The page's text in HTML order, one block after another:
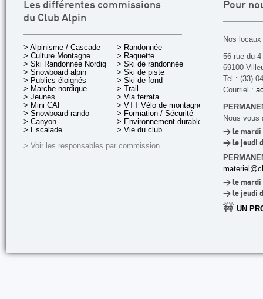
Les différentes commissions
du Club Alpin
> Alpinisme / Cascade
> Culture Montagne
> Ski Randonnée Nordique
> Snowboard alpin
> Publics éloignés
> Marche nordique
> Jeunes
> Mini CAF
> Snowboard rando
> Canyon
> Escalade
> Randonnée
> Raquette
> Ski de randonnée
> Ski de piste
> Ski de fond
> Trail
> Via ferrata
> VTT Vélo de montagne
> Formation / Sécurité
> Environnement durable
> Vie du club
> Voir les responsables par commission
Pour
Nos
56 rue du
69100
Tel : (33)
Courriel :
Nous vous
> le mardi
> le jeudi
> le mardi
> le jeudi
🚧 UN